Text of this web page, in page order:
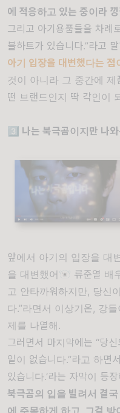
에 적응하고 있는 중이라
그리고 아기용품들을 차례
블하트가 있습니다.”라고
아기 입장을 대변했다는 점
것이 아니라 그 중간에
떤 브랜드인지 딱 각인이
3️⃣ 나는 북극곰이지만 나
앞에서 아기의 입장을 대
을 대변했어🐻‍❄️ 류준열
고 안타까워하지만, 당신
다.”라면서 이상기온, 강
제를 나열해.
그러면서 마지막에는 “당
일이 없습니다.”라고 하면
있습니다.’라는 자막이 등장
북극곰의 입을 빌려서 결